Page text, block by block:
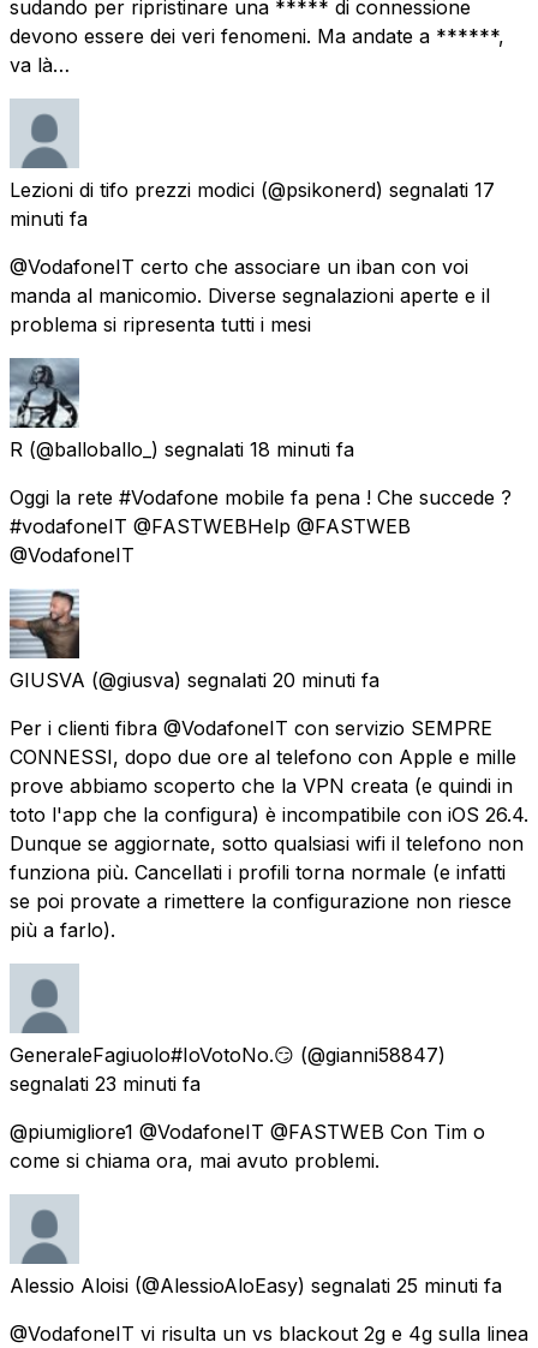
sudando per ripristinare una ***** di connessione
devono essere dei veri fenomeni. Ma andate a ******,
va là…
Lezioni di tifo prezzi modici (@psikonerd) segnalati 17
minuti fa
@VodafoneIT certo che associare un iban con voi
manda al manicomio. Diverse segnalazioni aperte e il
problema si ripresenta tutti i mesi
R (@balloballo_) segnalati 18 minuti fa
Oggi la rete #Vodafone mobile fa pena ! Che succede ?
#vodafoneIT @FASTWEBHelp @FASTWEB
@VodafoneIT
GIUSVA (@giusva) segnalati 20 minuti fa
Per i clienti fibra @VodafoneIT con servizio SEMPRE
CONNESSI, dopo due ore al telefono con Apple e mille
prove abbiamo scoperto che la VPN creata (e quindi in
toto l'app che la configura) è incompatibile con iOS 26.4.
Dunque se aggiornate, sotto qualsiasi wifi il telefono non
funziona più. Cancellati i profili torna normale (e infatti
se poi provate a rimettere la configurazione non riesce
più a farlo).
GeneraleFagiuolo#IoVotoNo.😏 (@gianni58847)
segnalati 23 minuti fa
@piumigliore1 @VodafoneIT @FASTWEB Con Tim o
come si chiama ora, mai avuto problemi.
Alessio Aloisi (@AlessioAloEasy) segnalati 25 minuti fa
@VodafoneIT vi risulta un vs blackout 2g e 4g sulla linea